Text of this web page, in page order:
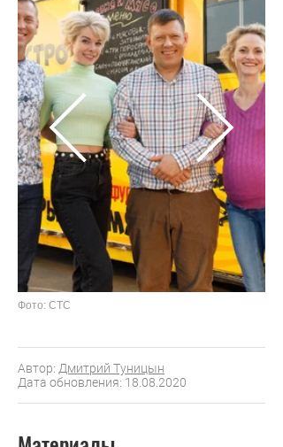
Фото: СТС
Автор: Дмитрий Туницын
Дата обновления: 18.08.2020